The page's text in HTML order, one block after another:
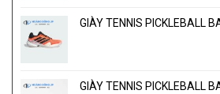
GIÀY TENNIS PICKLEBALL
GIÀY TENNIS PICKLEBALL